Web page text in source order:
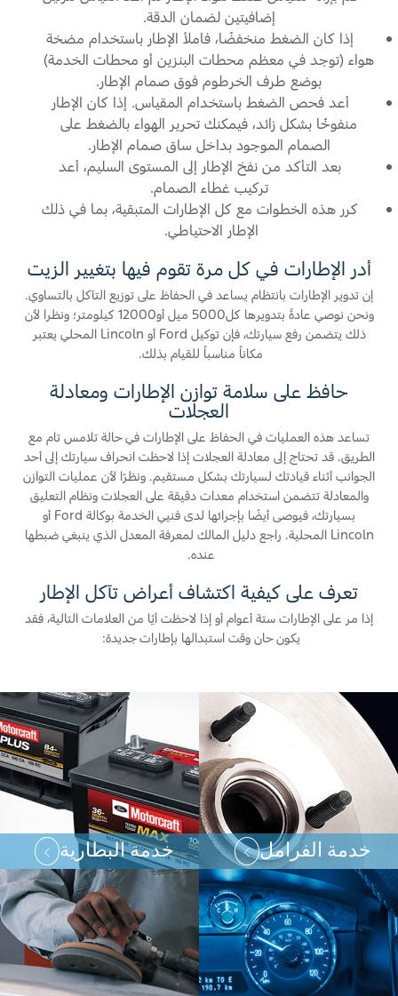
إضافيتين لضمان الدقة.
إذا كان الضغط منخفضًا، فاملأ الإطار باستخدام مضخة
هواء (توجد في معظم محطات البنزين أو محطات الخدمة)
بوضع طرف الخرطوم فوق صمام الإطار.
أعد فحص الضغط باستخدام المقياس. إذا كان الإطار
منفوخًا بشكل زائد، فيمكنك تحرير الهواء بالضغط على
الصمام الموجود بداخل ساق صمام الإطار.
بعد التأكد من نفخ الإطار إلى المستوى السليم، أعد
تركيب غطاء الصمام.
كرر هذه الخطوات مع كل الإطارات المتبقية، بما في ذلك
الإطار الاحتياطي.
أدر الإطارات في كل مرة تقوم فيها بتغيير الزيت
إن تدوير الإطارات بانتظام يساعد في الحفاظ على توزيع التآكل بالتساوي.
ونحن نوصي عادةً بتدويرها كل5000 ميل أو12000 كيلومتر؛ ونظرا لأن
ذلك يتضمن رفع سيارتك، فإن توكيل Ford أو Lincoln المحلي يعتبر
مكاناً مناسباً للقيام بذلك.
حافظ على سلامة توازن الإطارات ومعادلة
العجلات
تساعد هذه العمليات في الحفاظ على الإطارات في حالة تلامس تام مع
الطريق. قد تحتاج إلى معادلة العجلات إذا لاحظت انحراف سيارتك إلى أحد
الجوانب أثناء قيادتك لسيارتك بشكل مستقيم. ونظرًا لأن عمليات التوازن
والمعادلة تتضمن استخدام معدات دقيقة على العجلات ونظام التعليق
بسيارتك، فيوصى أيضًا بإجرائها لدى فنيي الخدمة بوكالة Ford أو
Lincoln المحلية. راجع دليل المالك لمعرفة المعدل الذي ينبغي ضبطها
عنده.
تعرف على كيفية اكتشاف أعراض تآكل الإطار
إذا مر على الإطارات ستة أعوام أو إذا لاحظت أيًا من العلامات التالية، فقد
يكون حان وقت استبدالها بإطارات جديدة:
خدمة البطارية خدمة الفرامل